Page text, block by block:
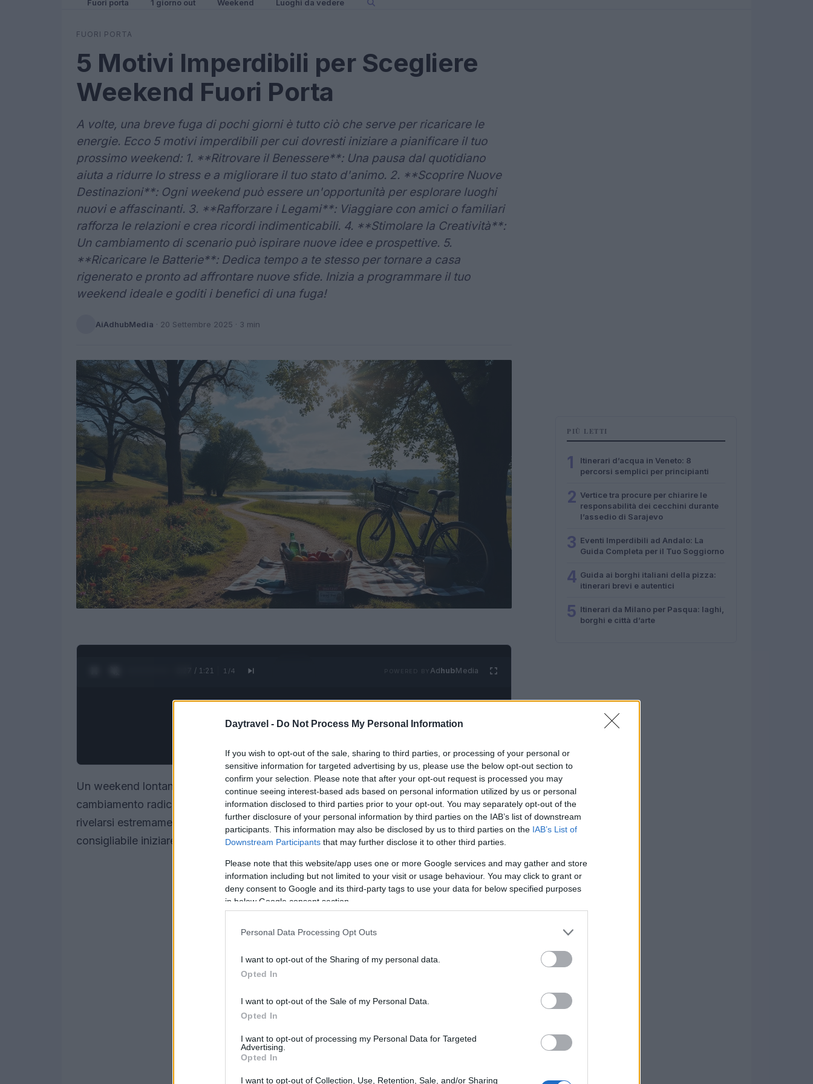
Daytravel - Do Not Process My Personal Information
If you wish to opt-out of the sale, sharing to third parties, or processing of your personal or
sensitive information for targeted advertising by us, please use the below opt-out section to
confirm your selection. Please note that after your opt-out request is processed you may
continue seeing interest-based ads based on personal information utilized by us or personal
information disclosed to third parties prior to your opt-out. You may separately opt-out of the
further disclosure of your personal information by third parties on the IAB’s list of downstream
participants. This information may also be disclosed by us to third parties on the IAB’s List of
Downstream Participants that may further disclose it to other third parties.
Please note that this website/app uses one or more Google services and may gather and store
information including but not limited to your visit or usage behaviour. You may click to grant or
deny consent to Google and its third-party tags to use your data for below specified purposes
in below Google consent section.
Personal Data Processing Opt Outs
I want to opt-out of the Sharing of my personal data.
Opted In
I want to opt-out of the Sale of my Personal Data.
Opted In
I want to opt-out of processing my Personal Data for Targeted
Advertising.
Opted In
I want to opt-out of Collection, Use, Retention, Sale, and/or Sharing
Fuori porta 1 giorno out Weekend Luoghi da vedere
FUORI PORTA
5 Motivi Imperdibili per Scegliere
Weekend Fuori Porta
A volte, una breve fuga di pochi giorni è tutto ciò che serve per ricaricare le
energie. Ecco 5 motivi imperdibili per cui dovresti iniziare a pianificare il tuo
prossimo weekend: 1. **Ritrovare il Benessere**: Una pausa dal quotidiano
aiuta a ridurre lo stress e a migliorare il tuo stato d'animo. 2. **Scoprire Nuove
Destinazioni**: Ogni weekend può essere un'opportunità per esplorare luoghi
nuovi e affascinanti. 3. **Rafforzare i Legami**: Viaggiare con amici o familiari
rafforza le relazioni e crea ricordi indimenticabili. 4. **Stimolare la Creatività**:
Un cambiamento di scenario può ispirare nuove idee e prospettive. 5.
**Ricaricare le Batterie**: Dedica tempo a te stesso per tornare a casa
rigenerato e pronto ad affrontare nuove sfide. Inizia a programmare il tuo
weekend ideale e goditi i benefici di una fuga!
AiAdhubMedia · 20 Settembre 2025 · 3 min
0:28 / 1:21 1 /4 POWERED BY AdhubMedia
Un weekend lontano da casa può rappresentare un’opportunità significativa per un
cambiamento radicale nella vita di una persona. Le pause, anche se brevi, possono
rivelarsi estremamente rigeneranti. Di seguito si presentano cinque motivi per cui è
consigliabile iniziare a pianificare il prossimo viaggio.
PIÙ LETTI
1
Itinerari d’acqua in Veneto: 8
percorsi semplici per principianti
2 Vertice tra procure per chiarire le
responsabilità dei cecchini durante
l’assedio di Sarajevo
3 Eventi Imperdibili ad Andalo: La
Guida Completa per il Tuo Soggiorno
4 Guida ai borghi italiani della pizza:
itinerari brevi e autentici
5 Itinerari da Milano per Pasqua: laghi,
borghi e città d’arte